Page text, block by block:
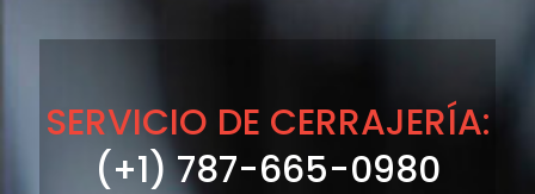
SERVICIO DE CERRAJERÍA:
(+1) 787-665-0980